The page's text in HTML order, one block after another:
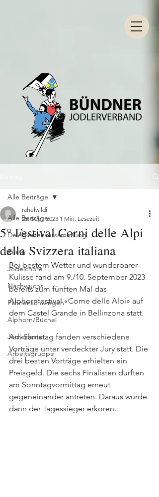
Alle Beiträge
Delegiertenversammlung
Kurse
Jodelchöre
Nachwuchs
Fahnenschwingen
Alphorn/Büchel
Jodlerfeste
Arbeitsgruppe
Alle Beiträge
5° Festival Corni delle Alpi
della Svizzera italiana
rahelwildi
25. Sept. 2023 1 Min. Lesezeit
Bei bestem Wetter und wunderbarer
Kulisse fand am 9./10. September 2023
bereits zum fünften Mal das
Alphornfestival «Corne delle Alpi» auf
dem Castel Grande in Bellinzona statt.
Am Samstag fanden verschiedene
Vorträge unter verdeckter Jury statt. Die
drei besten Vorträge erhielten ein
Preisgeld. Die sechs Finalisten durften
am Sonntagvormittag erneut
gegeneinander antreten. Daraus wurde
dann der Tagessieger erkoren.